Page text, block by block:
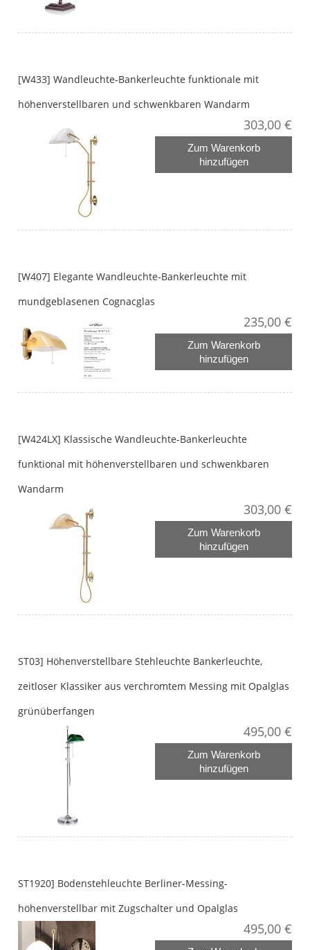
[W433] Wandleuchte-Bankerleuchte funktionale mit
höhenverstellbaren und schwenkbaren Wandarm
303,00 €
Zum Warenkorb
hinzufügen
[W407] Elegante Wandleuchte-Bankerleuchte mit
mundgeblasenen Cognacglas
235,00 €
Zum Warenkorb
hinzufügen
[W424LX] Klassische Wandleuchte-Bankerleuchte
funktional mit höhenverstellbaren und schwenkbaren
Wandarm
303,00 €
Zum Warenkorb
hinzufügen
ST03] Höhenverstellbare Stehleuchte Bankerleuchte,
zeitloser Klassiker aus verchromtem Messing mit Opalglas
grünüberfangen
495,00 €
Zum Warenkorb
hinzufügen
ST1920] Bodenstehleuchte Berliner-Messing-
höhenverstellbar mit Zugschalter und Opalglas
495,00 €